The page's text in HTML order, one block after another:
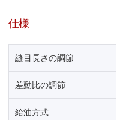
仕様
縫目長さの調節
差動比の調節
給油方式